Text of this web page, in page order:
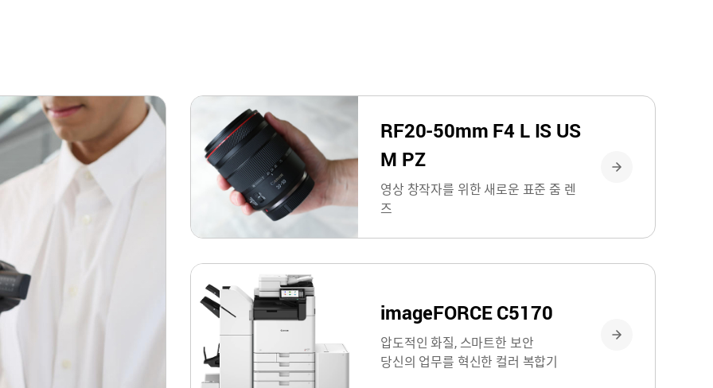
RF20-50mm F4 L IS US
M PZ
영상 창작자를 위한 새로운 표준 줌 렌
즈
imageFORCE C5170
압도적인 화질, 스마트한 보안
당신의 업무를 혁신한 컬러 복합기